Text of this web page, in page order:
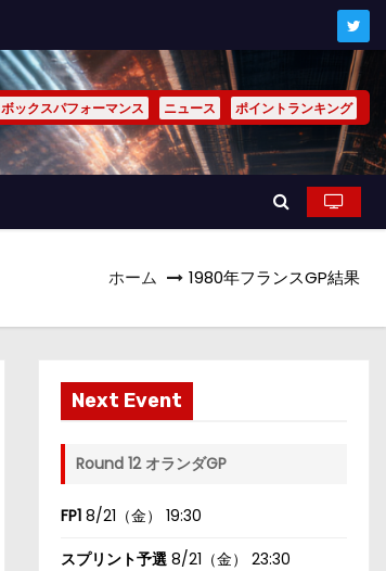
ボックスパフォーマンス ニュース ポイントランキング
ホーム 1980年フランスGP結果
Next Event
Round 12 オランダGP
FP1 8/21（金） 19:30
スプリント予選 8/21（金） 23:30